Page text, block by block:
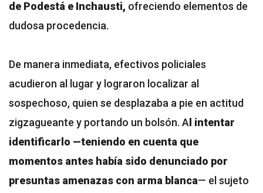
de Podestá e Inchausti, ofreciendo elementos de
dudosa procedencia.
De manera inmediata, efectivos policiales
acudieron al lugar y lograron localizar al
sospechoso, quien se desplazaba a pie en actitud
zigzagueante y portando un bolsón. A l intentar
identificarlo —teniendo en cuenta que
momentos antes había sido denunciado por
presuntas amenazas con arma blanca— el sujeto